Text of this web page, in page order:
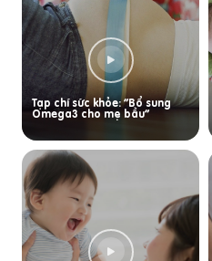
Tạp chí sức khỏe: “Bổ sung
Omega3 cho mẹ bầu”